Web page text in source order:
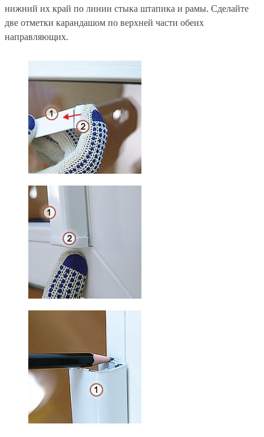
нижний их край по линии стыка штапика и рамы. Сделайте
две отметки карандашом по верхней части обеих
направляющих.